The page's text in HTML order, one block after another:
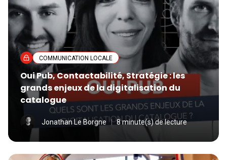
COMMUNICATION LOCALE
Oui Pub, Contactabilité, Stratégie : les
grands enjeux de la digitalisation du
catalogue
Jonathan Le Borgne 8 minute(s) de lecture